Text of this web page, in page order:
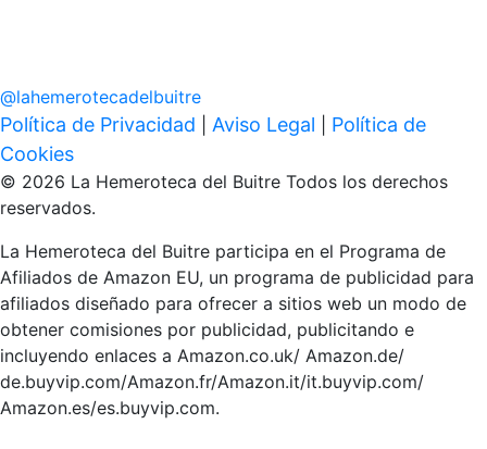
@lahemerotecadelbuitre
Política de Privacidad Aviso Legal
Política de
Cookies
© 2026 La Hemeroteca del Buitre Todos los derechos
reservados.
La Hemeroteca del Buitre participa en el Programa de
Afiliados de Amazon EU, un programa de publicidad para
afiliados diseñado para ofrecer a sitios web un modo de
obtener comisiones por publicidad, publicitando e
incluyendo enlaces a Amazon.co.uk/ Amazon.de/
de.buyvip.com/Amazon.fr/Amazon.it/it.buyvip.com/
Amazon.es/es.buyvip.com.